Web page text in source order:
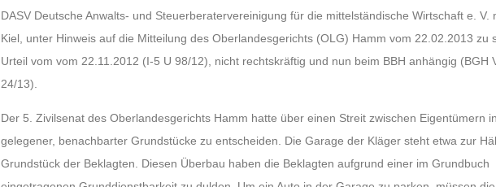
DASV Deutsche Anwalts- und Steuerberatervereinigung für die mittelständische Wirtschaft e. V.
Kiel, unter Hinweis auf die Mitteilung des Oberlandesgerichts (OLG) Hamm vom 22.02.2013 zu
Urteil vom vom 22.11.2012 (I-5 U 98/12), nicht rechtskräftig und nun beim BBH anhängig (BGH
24/13).
Der 5. Zivilsenat des Oberlandesgerichts Hamm hatte über einen Streit zwischen Eigentümern
gelegener, benachbarter Grundstücke zu entscheiden. Die Garage der Kläger steht etwa zur
Grundstück der Beklagten. Diesen Überbau haben die Beklagten aufgrund einer im Grundbuch